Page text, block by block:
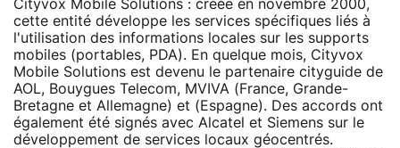
Cityvox Mobile Solutions : créée en novembre 2000,
cette entité développe les services spécifiques liés à
l'utilisation des informations locales sur les supports
mobiles (portables, PDA). En quelque mois, Cityvox
Mobile Solutions est devenu le partenaire cityguide de
AOL, Bouygues Telecom, MVIVA (France, Grande-
Bretagne et Allemagne) et (Espagne). Des accords ont
également été signés avec Alcatel et Siemens sur le
développement de services locaux géocentrés.